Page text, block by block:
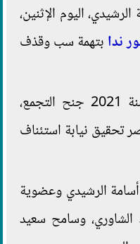
اليوم الإثنين،
ندا بتهمة سب وقذف
حملت القضية رقم 9840 لسنة 2021 جنح التجمع،
برقم 8 لسنة 2021 حصر تحقيق نيابة استئناف
الرشيدي وعضوية
وسامح سعيد